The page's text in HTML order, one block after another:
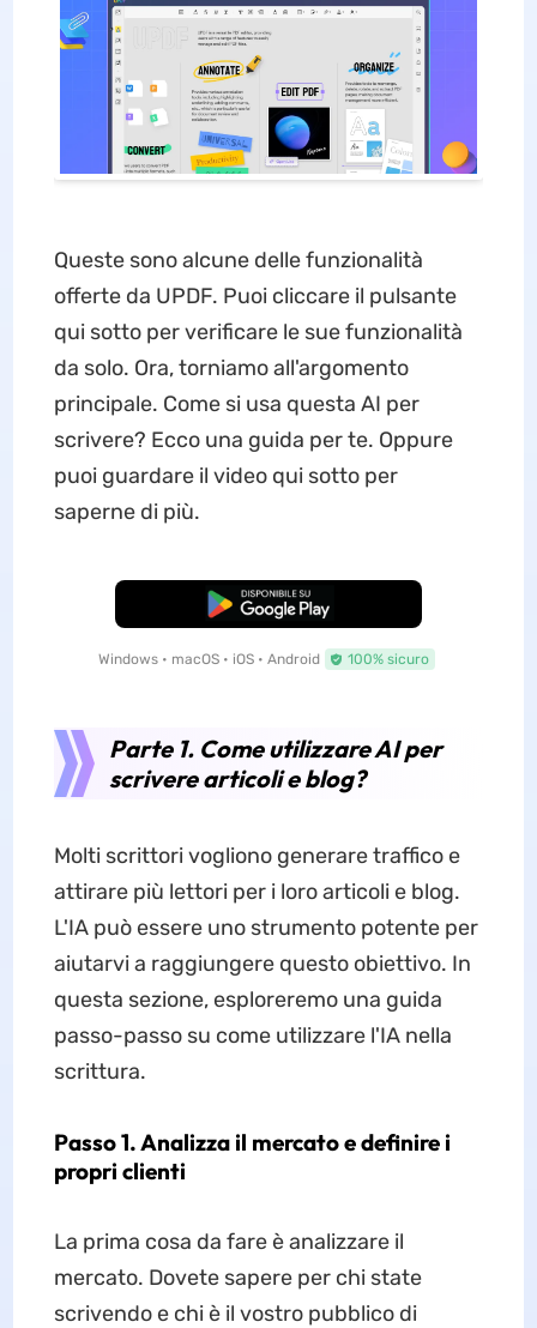
Queste sono alcune delle funzionalità
offerte da UPDF. Puoi cliccare il pulsante
qui sotto per verificare le sue funzionalità
da solo. Ora, torniamo all'argomento
principale. Come si usa questa AI per
scrivere? Ecco una guida per te. Oppure
puoi guardare il video qui sotto per
saperne di più.
Download Gratis
Windows • macOS • iOS • Android 100% sicuro
Parte 1. Come utilizzare AI per
scrivere articoli e blog?
Molti scrittori vogliono generare traffico e
attirare più lettori per i loro articoli e blog.
L'IA può essere uno strumento potente per
aiutarvi a raggiungere questo obiettivo. In
questa sezione, esploreremo una guida
passo-passo su come utilizzare l'IA nella
scrittura.
Passo 1. Analizza il mercato e definire i
propri clienti
La prima cosa da fare è analizzare il
mercato. Dovete sapere per chi state
scrivendo e chi è il vostro pubblico di